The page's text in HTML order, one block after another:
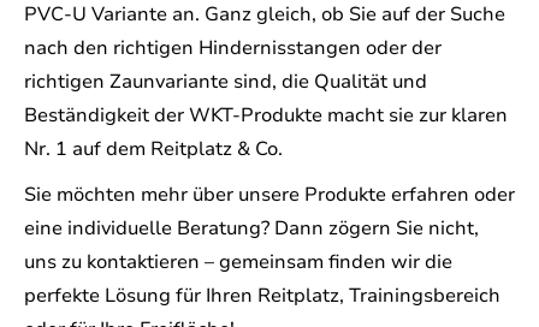
PVC-U Variante an. Ganz gleich, ob Sie auf der Suche
nach den richtigen Hindernisstangen oder der
richtigen Zaunvariante sind, die Qualität und
Beständigkeit der WKT-Produkte macht sie zur klaren
Nr. 1 auf dem Reitplatz & Co.
Sie möchten mehr über unsere Produkte erfahren oder
eine individuelle Beratung? Dann zögern Sie nicht,
uns zu kontaktieren – gemeinsam finden wir die
perfekte Lösung für Ihren Reitplatz, Trainingsbereich